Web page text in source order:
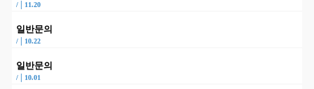
/ 11.20
일반문의
/ 10.22
일반문의
/ 10.01